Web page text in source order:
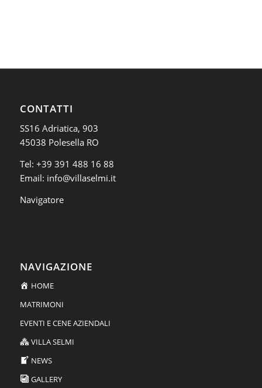
CONTATTI
SS16 Adriatica, 903
45038 Polesella RO
Tel: +39 391 488 16 88
Email: info@villaselmi.it
Navigatore
NAVIGAZIONE
HOME
MATRIMONI
EVENTI E CENE AZIENDALI
VILLA SELMI
NEWS
GALLERY